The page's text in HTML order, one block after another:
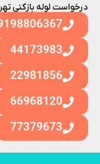
درخواست لوله بازکنی
44173983
22981856
66968120
77379673